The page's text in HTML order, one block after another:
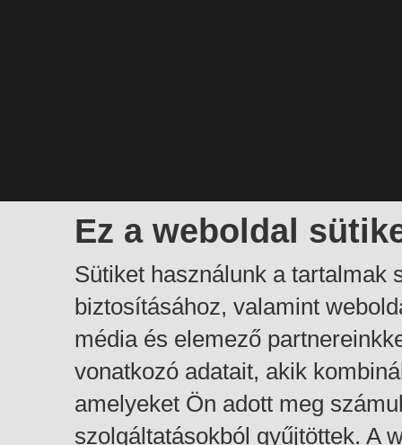
Ez a weboldal
Sütiket használunk a tartalmak
biztosításához, valamint
média és elemező
vonatkozó adatait, akik
amelyeket Ön adott meg
szolgáltatásokból gyűjtöttek. A